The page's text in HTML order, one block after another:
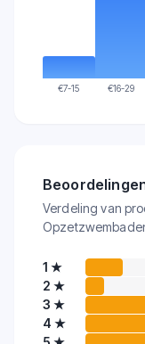
€7-15 €16-29
Verdeling van
1 ★
2 ★
3 ★
4 ★